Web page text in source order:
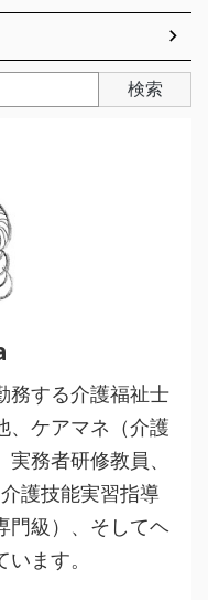
検索
務する介護福祉士
、ケアマネ（介護
務者研修教員、
護技能実習指導
門級）、そしてヘ
ます。